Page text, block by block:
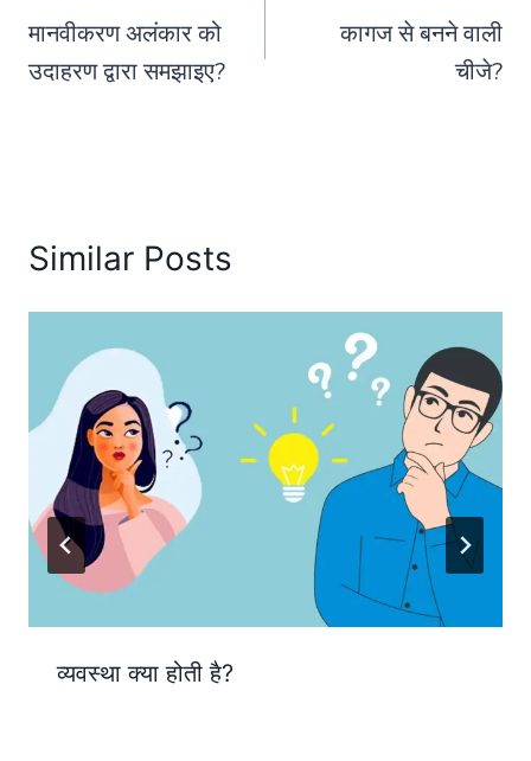
navigation
मानवीकरण अलंकार को
उदाहरण द्वारा समझाइए?
कागज से बनने वाली
चीजे?
Similar Posts
व्यवस्था क्या होती है?